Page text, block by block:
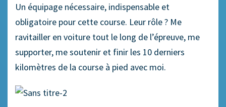
Un équipage nécessaire, indispensable et
obligatoire pour cette course. Leur rôle ? Me
ravitailler en voiture tout le long de l’épreuve, me
supporter, me soutenir et finir les 10 derniers
kilomètres de la course à pied avec moi.